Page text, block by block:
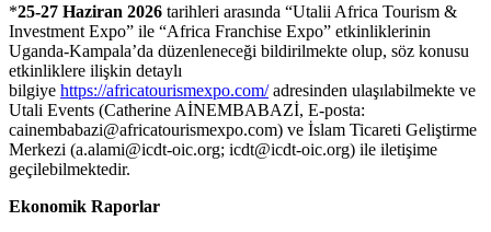
*25-27 Haziran 2026 tarihleri arasında “Utalii Africa Tourism &
Investment Expo” ile “Africa Franchise Expo” etkinliklerinin
Uganda-Kampala’da düzenleneceği bildirilmekte olup, söz konusu
etkinliklere ilişkin detaylı
bilgiye https://africatourismexpo.com/adresinden ulaşılabilmekte ve
Utali Events (Catherine AİNEMBABAZİ, E-posta:
cainembabazi@africatourismexpo.com) ve İslam Ticareti Geliştirme
Merkezi (a.alami@icdt-oic.org; icdt@icdt-oic.org) ile iletişime
geçilebilmektedir.
Ekonomik Raporlar